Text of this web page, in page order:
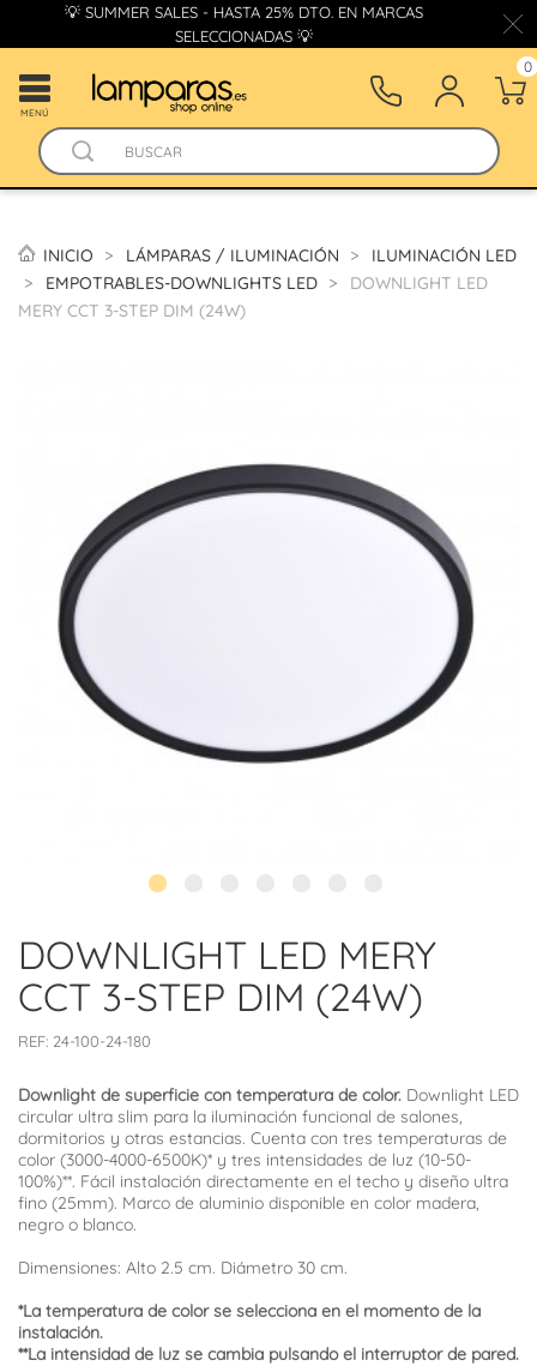
💡 SUMMER SALES - HASTA 25% DTO. EN MARCAS
SELECCIONADAS 💡
MENÚ
0
INICIO LÁMPARAS / ILUMINACIÓN
ILUMINACIÓN LED
EMPOTRABLES-DOWNLIGHTS LED
DOWNLIGHT LED
MERY CCT 3-STEP DIM (24W)
DOWNLIGHT LED MERY
CCT 3-STEP DIM (24W)
REF: 24-100-24-180
Downlight de superficie con temperatura de color. Downlight LED
circular ultra slim para la iluminación funcional de salones,
dormitorios y otras estancias. Cuenta con tres temperaturas de
color (3000-4000-6500K)* y tres intensidades de luz (10-50-
100%)**. Fácil instalación directamente en el techo y diseño ultra
fino (25mm). Marco de aluminio disponible en color madera,
negro o blanco.
Dimensiones: Alto 2.5 cm. Diámetro 30 cm.
*La temperatura de color se selecciona en el momento de la
instalación.
**La intensidad de luz se cambia pulsando el interruptor de pared.